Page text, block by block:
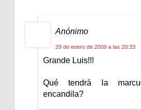
Anónimo
29 de enero de 2009 a las 20:33
Grande Luis!!!
Qué tendrá la
encandila?